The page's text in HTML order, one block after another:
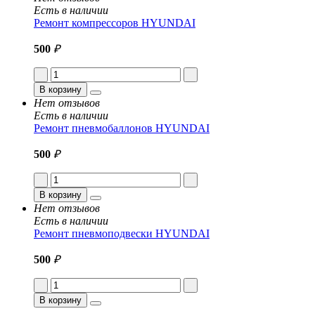
Есть в наличии
Ремонт компрессоров HYUNDAI
500 ₽
В корзину
Нет отзывов
Есть в наличии
Ремонт пневмобаллонов HYUNDAI
500 ₽
В корзину
Нет отзывов
Есть в наличии
Ремонт пневмоподвески HYUNDAI
500 ₽
В корзину